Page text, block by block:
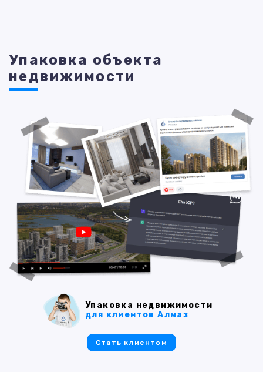
Упаковка объекта
недвижимости
Упаковка недвижимости
для клиентов Алмаз
Стать клиентом